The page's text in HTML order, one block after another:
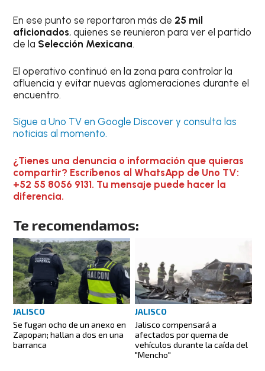
En ese punto se reportaron más de 25 mil
aficionados, quienes se reunieron para ver el partido
de la Selección Mexicana.
El operativo continuó en la zona para controlar la
afluencia y evitar nuevas aglomeraciones durante el
encuentro.
Sigue a Uno TV en Google Discover y consulta las
noticias al momento.
¿Tienes una denuncia o información que quieras
compartir? Escríbenos al WhatsApp de Uno TV:
+52 55 8056 9131. Tu mensaje puede hacer la
diferencia.
Te recomendamos:
JALISCO
Se fugan ocho de un anexo en
Zapopan; hallan a dos en una
barranca
JALISCO
Jalisco compensará a
afectados por quema de
vehículos durante la caída del
"Mencho"